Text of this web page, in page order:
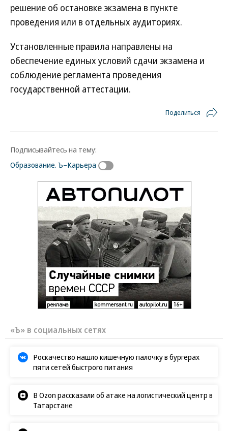
решение об остановке экзамена в пункте
проведения или в отдельных аудиториях.
Установленные правила направлены на
обеспечение единых условий сдачи экзамена и
соблюдение регламента проведения
государственной аттестации.
Поделиться
Подписывайтесь на тему:
Образование. Ъ–Карьера
«Ъ» в социальных сетях
Роскачество нашло кишечную палочку в бургерах
пяти сетей быстрого питания
В Ozon рассказали об атаке на логистический центр в
Татарстане